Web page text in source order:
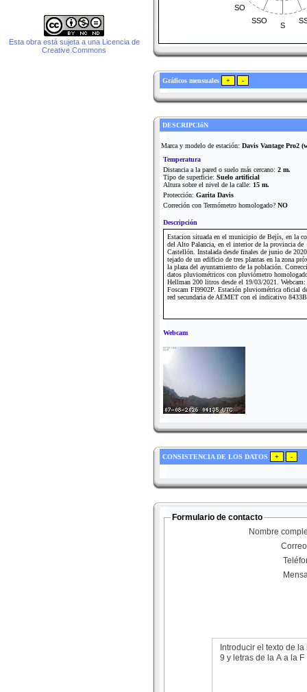
Esta obra está sujeta a una Licencia de
Creative Commons
S
SSO
SO
Gráficos mensuales
DESCRIPCIóN
Marca y modelo de estación: Davis Vantage Pro2
Temperatura
Distancia a la pared o suelo más cercano: 2 m.
Tipo de superficie: Suelo artificial
Altura sobre el nivel de la calle: 15 m.
Protección: Garita Davis
Correción con Termómetro homologado? NO
Descripción
Estacion situada en el municipio de Bejís, en la
del Alto Palancia, en el interior de la provincia de
Castellón. Instalada desde finales de junio de
tejado de un edificio de tres plantas en la zona
la plaza del ayuntamiento de la población.
datos pluviométricos con pluviómetro
Hellman 200 litros desde el 19/03/2021. Webcam:
Foscam FI9902P. Estación pluviométrica oficial
red secundaria de AEMET con el indicativo
Webcam
CONSISTENCIA DE LOS DATOS
Formulario de contacto
Nombre
Introducir el texto de
9 y letras de la A a la F